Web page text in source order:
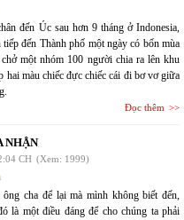
đến Úc sau hơn 9 tháng ở Indonesia,
đến Thành phố một ngày có bốn mùa
một nhóm 100 người chia ra lên khu
màu chiếc đực chiếc cái đi bơ vơ giữa
Đọc thêm
NHẬN
CH (Xem: 1999)
cha để lại mà mình không biết đến,
là một điều đáng để cho chúng ta phải